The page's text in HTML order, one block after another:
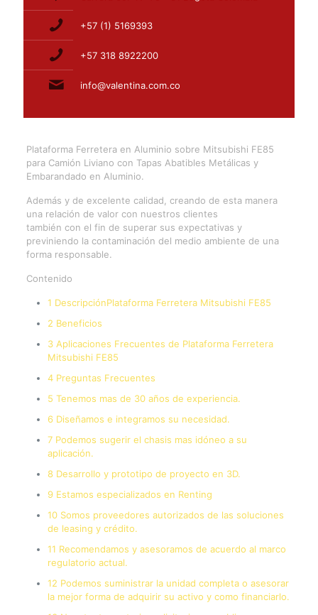
+57 (1) 5169393
+57 318 8922200
info@valentina.com.co
Plataforma Ferretera en Aluminio sobre Mitsubishi FE85
para Camión Liviano con Tapas Abatibles Metálicas y
Embarandado en Aluminio.
Además y de excelente calidad, creando de esta manera
una relación de valor con nuestros clientes
también con el fin de superar sus expectativas y
previniendo la contaminación del medio ambiente de una
forma responsable.
Contenido
1 DescripciónPlataforma Ferretera Mitsubishi FE85
2 Beneficios
3 Aplicaciones Frecuentes de Plataforma Ferretera
Mitsubishi FE85
4 Preguntas Frecuentes
5 Tenemos mas de 30 años de experiencia.
6 Diseñamos e integramos su necesidad.
7 Podemos sugerir el chasis mas idóneo a su
aplicación.
8 Desarrollo y prototipo de proyecto en 3D.
9 Estamos especializados en Renting
10 Somos proveedores autorizados de las soluciones
de leasing y crédito.
11 Recomendamos y asesoramos de acuerdo al marco
regulatorio actual.
12 Podemos suministrar la unidad completa o asesorar
la mejor forma de adquirir su activo y como financiarlo.